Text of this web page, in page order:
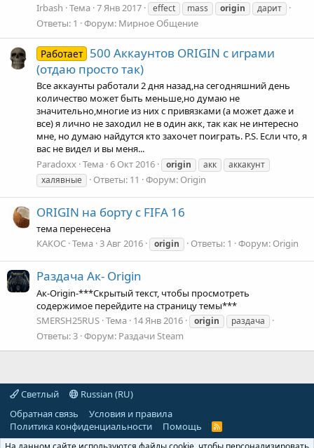
Irbash Тема 7 Янв 2017 effect mass origin дарит
Ответы: 1 Форум: Мирное Общение
Работает 500 Аккаунтов ORIGIN с играми
(отдаю просто так)
Все аккаунты работали 2 дня назад,на сегодняшний день
количество может быть меньше,но думаю не
значительно,многие из них с привязками (а может даже и
все) я лично не заходил не в один акк, так как не интересно
мне, но думаю найдутся кто захочет поиграть. P.S. Если что, я
вас не видел и вы меня...
Paradoxx Тема 6 Окт 2016 origin акк
аккакунт
халявные
Ответы: 11 Форум: Origin
ORIGIN на борту с FIFA 16
тема перенесена
КАКОС Тема 3 Авг 2016 origin Ответы: 1 Форум: Origin
Раздача Ак- Origin
Ак-Origin-***Скрытый текст, чтобы просмотреть
содержимое перейдите на страницу темы***
SMERSH25RUS Тема 14 Янв 2016 origin раздача
Ответы: 3 Форум: Раздачи Steam
Светлый
Russian (RU)
Обратная связь
Условия и правила
Политика конфиденциальности
Помощь
R
S